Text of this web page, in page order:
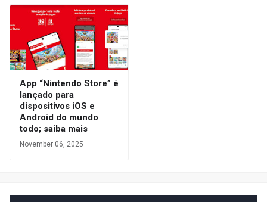
App “Nintendo Store” é
lançado para
dispositivos iOS e
Android do mundo
todo; saiba mais
November 06, 2025